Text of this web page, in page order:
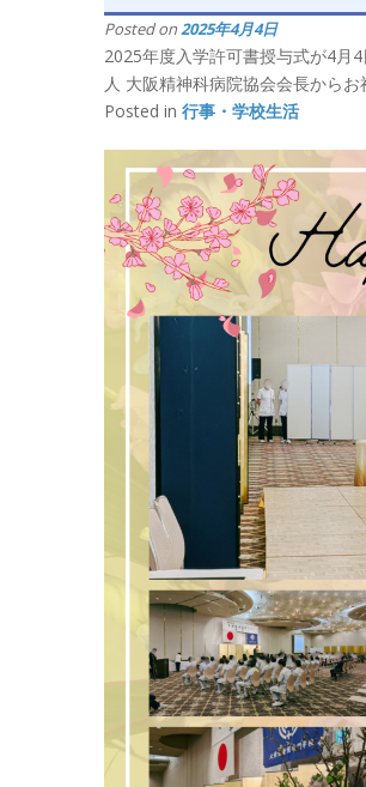
Posted on2025年4月4日
2025年度入学許可書授与式が4月
人 大阪精神科病院協会会長から
Posted in 行事・学校生活